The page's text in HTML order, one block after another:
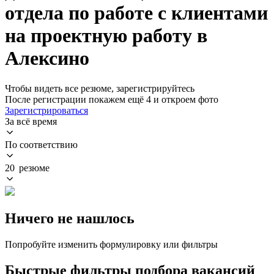
отдела по работе с клиентами
на проектную работу в
Алексино
Чтобы видеть все резюме, зарегистрируйтесь
После регистрации покажем ещё 4 и откроем фото
Зарегистрироваться
За всё время
По соответствию
20 резюме
Ничего не нашлось
Попробуйте изменить формулировку или фильтры
Быстрые фильтры подбора вакансий